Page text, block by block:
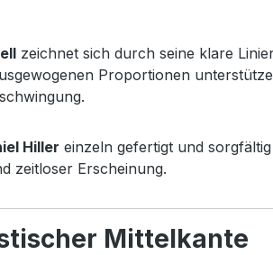
zeichnet sich durch seine klare
Proportionen
Hiller einzeln gefertigt und
zeitloser Erscheinung.
Mittelkante